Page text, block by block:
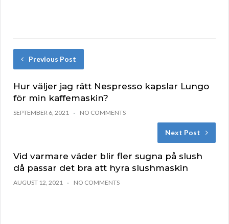
Previous Post
Hur väljer jag rätt Nespresso kapslar Lungo
för min kaffemaskin?
SEPTEMBER 6, 2021 NO COMMENTS
Next Post
Vid varmare väder blir fler sugna på slush
då passar det bra att hyra slushmaskin
AUGUST 12, 2021 NO COMMENTS